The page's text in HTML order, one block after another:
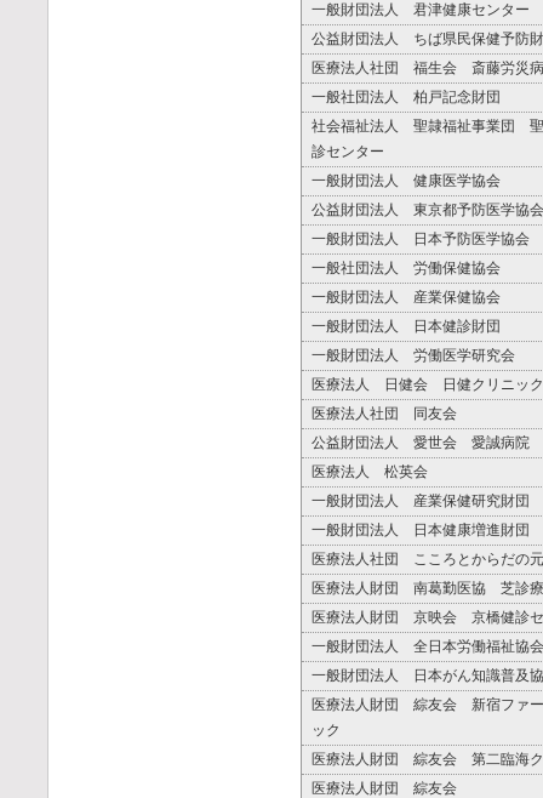
一般財団法人 君津健康センター
公益財団法人 ちば県民保健予防
医療法人社団 福生会 斎藤労災
一般社団法人 柏戸記念財団
社会福祉法人 聖隷福祉事業団 聖
診センター
一般財団法人 健康医学協会
公益財団法人 東京都予防医学協会
一般財団法人 日本予防医学協会
一般社団法人 労働保健協会
一般財団法人 産業保健協会
一般財団法人 日本健診財団
一般財団法人 労働医学研究会
医療法人 日健会 日健クリニック
医療法人社団 同友会
公益財団法人 愛世会 愛誠病院
医療法人 松英会
一般財団法人 産業保健研究財団
一般財団法人 日本健康増進財団
医療法人社団 こころとからだの
医療法人財団 南葛勤医協 芝診
医療法人財団 京映会 京橋健診
一般財団法人 全日本労働福祉協
一般財団法人 日本がん知識普及
医療法人財団 綜友会 新宿ファー
ック
医療法人財団 綜友会 第二臨海
医療法人財団 綜友会